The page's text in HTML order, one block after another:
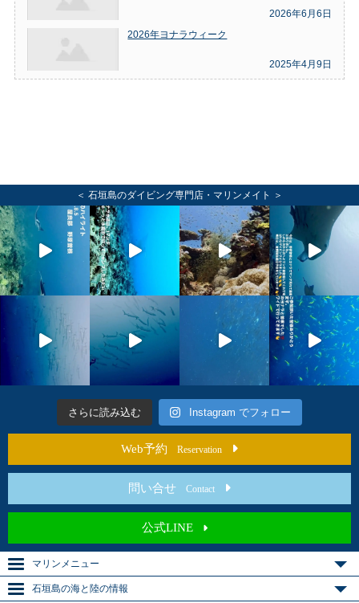
2026年6月6日
2026年ヨナラウィーク
2025年4月9日
＜ 石垣島のダイビング専門店・マリンメイト ＞
さらに読み込む Instagram でフォロー
Web予約 Reservation
問い合せ Contact
公式LINE
マリンメニュー
石垣島の海と陸の情報